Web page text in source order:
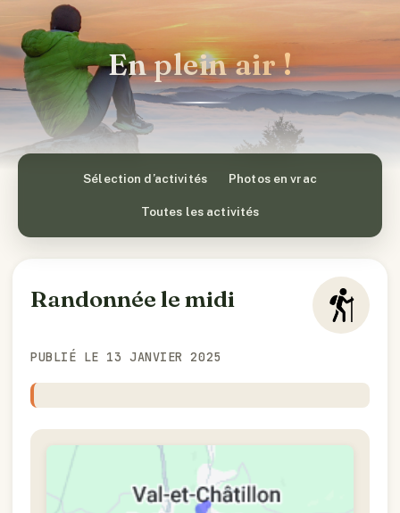
En plein air !
Sélection d’activités Photos en vrac
Toutes les activités
Randonnée le midi
PUBLIÉ LE 13 JANVIER 2025